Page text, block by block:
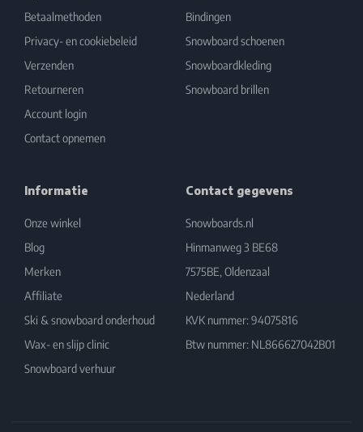
Betaalmethoden
Privacy- en cookiebeleid
Verzenden
Retourneren
Account login
Contact opnemen
Bindingen
Snowboard schoenen
Snowboardkleding
Snowboard brillen
Informatie
Onze winkel
Blog
Merken
Affiliate
Ski & snowboard onderhoud
Wax- en slijp clinic
Snowboard verhuur
Contact gegevens
Snowboards.nl
Hinmanweg 3 BE68
7575BE, Oldenzaal
Nederland
KVK nummer: 94075816
Btw nummer: NL866627042B01